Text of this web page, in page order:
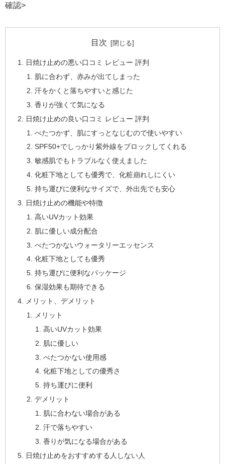
確認>
目次
日焼け止めの悪い口コミ レビュー 評判
肌に合わず、赤みが出てしまった
汗をかくと落ちやすいと感じた
香りが強くて気になる
日焼け止めの良い口コミ レビュー 評判
べたつかず、肌にすっとなじむので使いやすい
SPF50+でしっかり紫外線をブロックしてくれる
敏感肌でもトラブルなく使えました
化粧下地としても優秀で、化粧崩れしにくい
持ち運びに便利なサイズで、外出先でも安心
日焼け止めの機能や特徴
高いUVカット効果
肌に優しい成分配合
べたつかないウォータリーエッセンス
化粧下地としても優秀
持ち運びに便利なパッケージ
保湿効果も期待できる
メリット、デメリット
メリット
高いUVカット効果
肌に優しい
べたつかない使用感
化粧下地としての優秀さ
持ち運びに便利
デメリット
肌に合わない場合がある
汗で落ちやすい
香りが気になる場合がある
日焼け止めをおすすめする人しない人